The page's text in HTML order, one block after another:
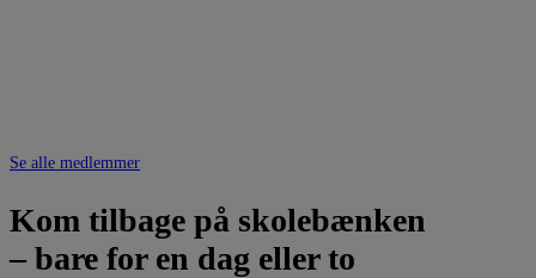
Se alle medlemmer
Kom tilbage på skolebænken
– bare for en dag eller to